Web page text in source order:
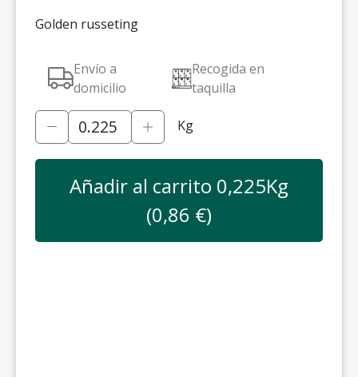
Golden russeting
Envío a
domicilio
Recogida en
taquilla
Kg
Añadir al carrito 0,225Kg
(0,86 €)